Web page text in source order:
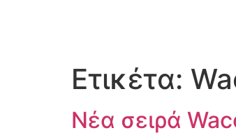
Ετικέτα:
Νέα σειρά